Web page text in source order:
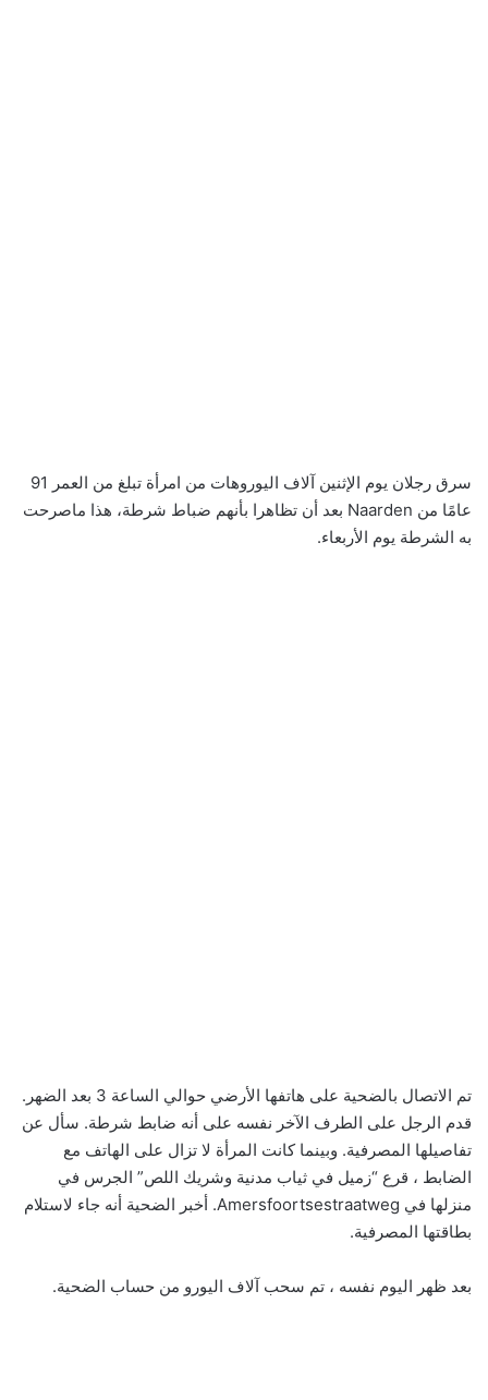
سرق رجلان يوم الإثنين آلاف اليوروهات من امرأة تبلغ من العمر 91
عامًا من Naarden بعد أن تظاهرا بأنهم ضباط شرطة، هذا ماصرحت
به الشرطة يوم الأربعاء.
تم الاتصال بالضحية على هاتفها الأرضي حوالي الساعة 3 بعد الضهر.
قدم الرجل على الطرف الآخر نفسه على أنه ضابط شرطة. سأل عن
تفاصيلها المصرفية. وبينما كانت المرأة لا تزال على الهاتف مع
الضابط ، قرع “زميل في ثياب مدنية وشريك اللص” الجرس في
منزلها في Amersfoortsestraatweg. أخبر الضحية أنه جاء لاستلام
بطاقتها المصرفية.
بعد ظهر اليوم نفسه ، تم سحب آلاف اليورو من حساب الضحية.